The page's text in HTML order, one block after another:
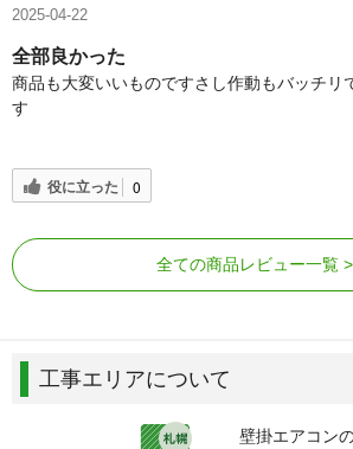
2025-04-22
全部良かった
商品も大変いいものですさし作動もバッチリ
す
役に立った 0
全ての商品レビュー一覧
工事エリアについて
壁掛エアコン